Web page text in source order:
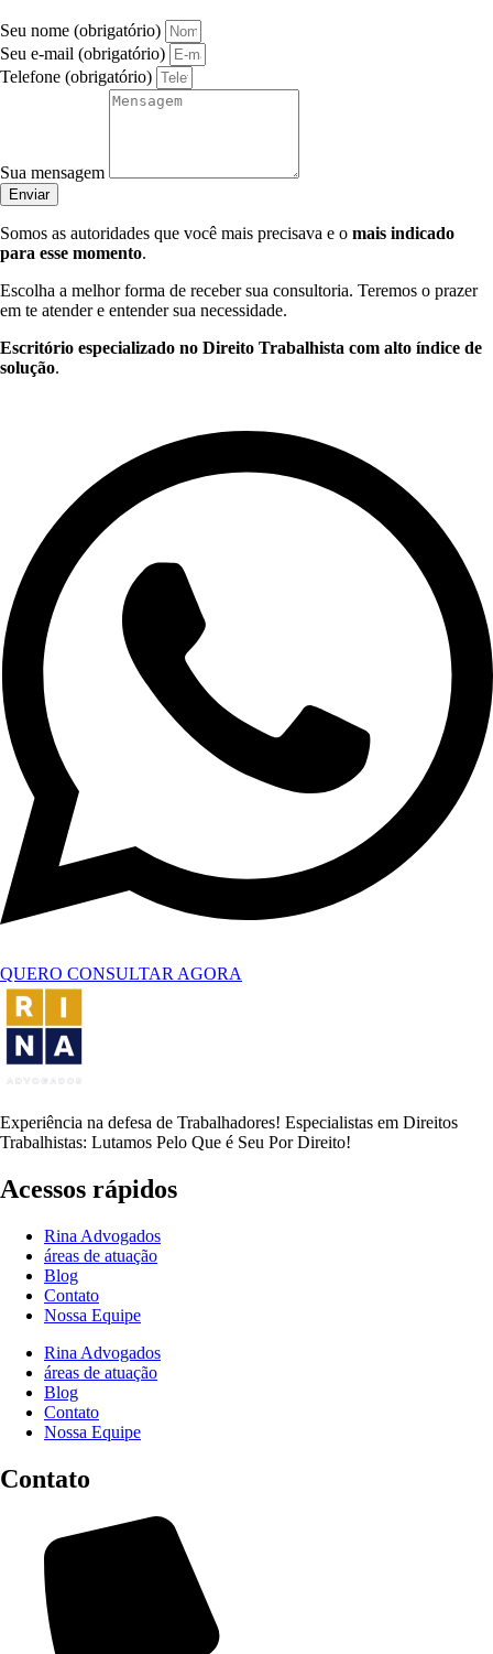
Seu nome (obrigatório)
Seu e-mail (obrigatório)
Telefone (obrigatório)
Sua mensagem
Enviar
Somos as autoridades que você mais precisava e o mais indicado
para esse momento.
Escolha a melhor forma de receber sua consultoria. Teremos o prazer
em te atender e entender sua necessidade.
Escritório especializado no Direito Trabalhista com alto índice de
solução.
QUERO CONSULTAR AGORA
Experiência na defesa de Trabalhadores! Especialistas em Direitos
Trabalhistas: Lutamos Pelo Que é Seu Por Direito!
Acessos rápidos
Rina Advogados
áreas de atuação
Blog
Contato
Nossa Equipe
Rina Advogados
áreas de atuação
Blog
Contato
Nossa Equipe
Contato